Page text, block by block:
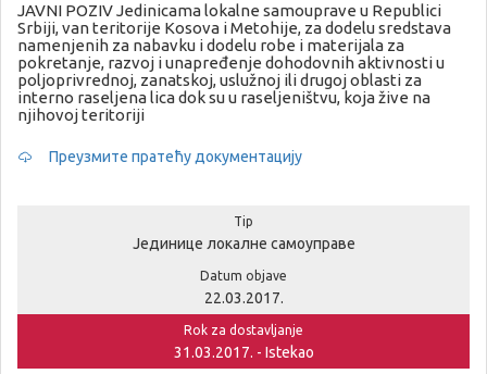
JAVNI POZIV Jedinicama lokalne samouprave u Republici
Srbiji, van teritorije Kosova i Metohije, za dodelu sredstava
namenjenih za nabavku i dodelu robe i materijala za
pokretanje, razvoj i unapređenje dohodovnih aktivnosti u
poljoprivrednoj, zanatskoj, uslužnoj ili drugoj oblasti za
interno raseljena lica dok su u raseljeništvu, koja žive na
njihovoj teritoriji
Преузмите пратећу документацију
Tip
Јединице локалне самоуправе
Datum objave
22.03.2017.
Rok za dostavljanje
31.03.2017. - Istekao